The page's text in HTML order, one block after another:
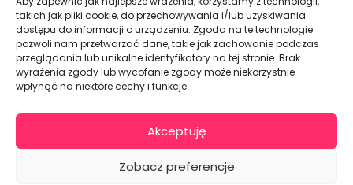
takich jak pliki cookie, do przechowywania i/lub uzyskiwania
dostępu do informacji o urządzeniu. Zgoda na te technologie
pozwoli nam przetwarzać dane, takie jak zachowanie podczas
przeglądania lub unikalne identyfikatory na tej stronie. Brak
wyrażenia zgody lub wycofanie zgody może niekorzystnie
wpłynąć na niektóre cechy i funkcje.
Akceptuję
Zobacz preferencje
KONTAKT I DANE FIRMOWE
+48 511 246 275
tortoweozdoby.sklep@gmail.com
ul. Modularna 12, 02-238 Warszawa
Pon.-Pt.: 07:00 - 14:30
NIP: PL7970009100